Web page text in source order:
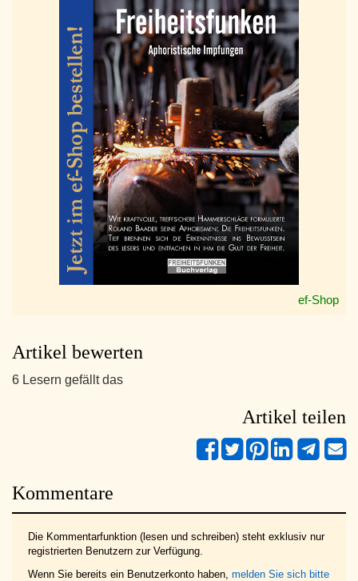
ef-Shop
Artikel bewerten
6 Lesern gefällt das
Artikel teilen
Kommentare
Die Kommentarfunktion (lesen und schreiben) steht exklusiv nur
registrierten Benutzern zur Verfügung.
Wenn Sie bereits ein Benutzerkonto haben, melden Sie sich bitte